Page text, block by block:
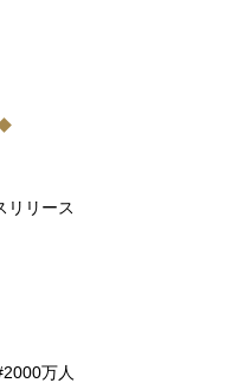
リリース
2000万人